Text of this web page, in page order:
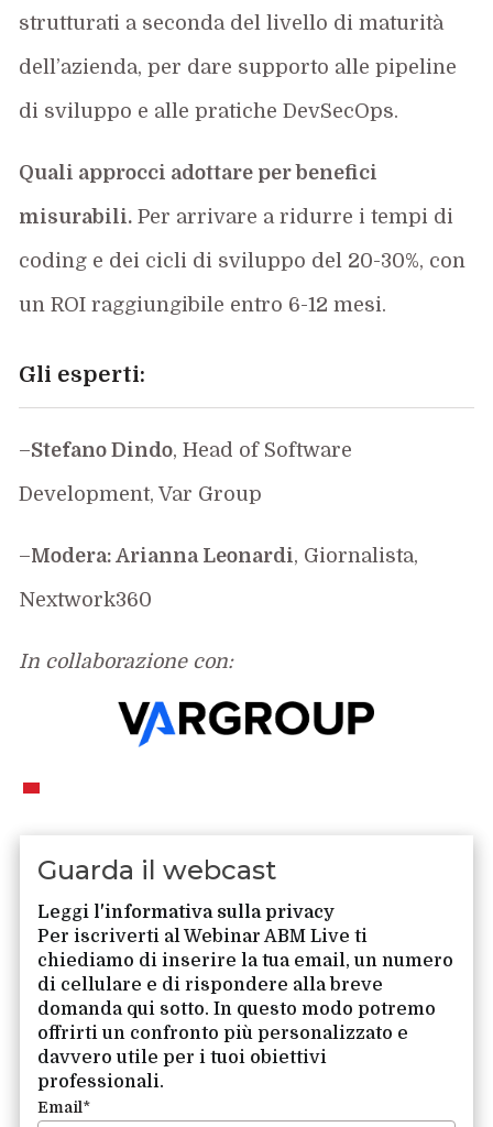
strutturati a seconda del livello di maturità
dell’azienda, per dare supporto alle pipeline
di sviluppo e alle pratiche DevSecOps.
Quali approcci adottare per benefici
misurabili. Per arrivare a ridurre i tempi di
coding e dei cicli di sviluppo del 20-30%, con
un ROI raggiungibile entro 6-12 mesi.
Gli esperti:
–Stefano Dindo, Head of Software
Development, Var Group
–Modera: Arianna Leonardi, Giornalista,
Nextwork360
In collaborazione con:
Guarda il webcast
Leggi l'informativa sulla privacy
Per iscriverti al Webinar ABM Live ti
chiediamo di inserire la tua email, un numero
di cellulare e di rispondere alla breve
domanda qui sotto. In questo modo potremo
offrirti un confronto più personalizzato e
davvero utile per i tuoi obiettivi
professionali.
Email*